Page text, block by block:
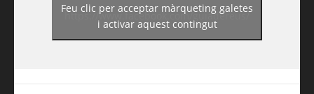
https://www.facebook.com/guiadereus/
Feu clic per acceptar màrqueting galetes
i activar aquest contingut